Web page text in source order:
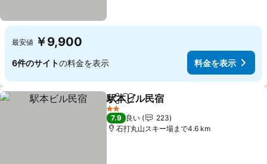
最安値 ￥9,900
6件のサイトの料金を表示 料金を表示
シェアお気に入りに追加
駅本ビル民宿
2 ホテルのランク
7.9 良い
223
石打丸山スキー場まで4.6 km